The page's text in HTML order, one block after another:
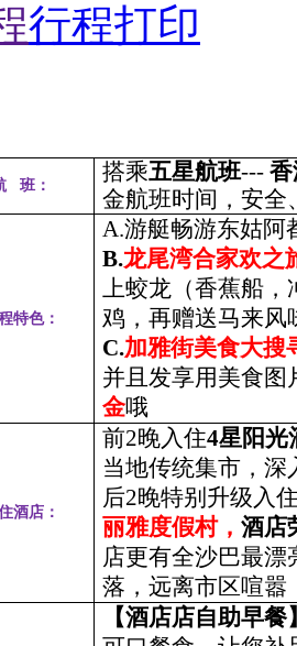
行程打印
班：
搭乘五星航班---
金航班时间，安全
特色：
A.游艇畅游东姑阿
B.龙尾湾合家欢之
上蛟龙（香蕉船，
鸡，再赠送马来风
C.加雅街美食大搜
并且发享用美食图
金哦
酒店：
前2晚入住4星阳光
当地传统集市，深
后2晚特别升级入
丽雅度假村，酒店
店更有全沙巴最
落，远离市区喧嚣
【酒店店自助早餐